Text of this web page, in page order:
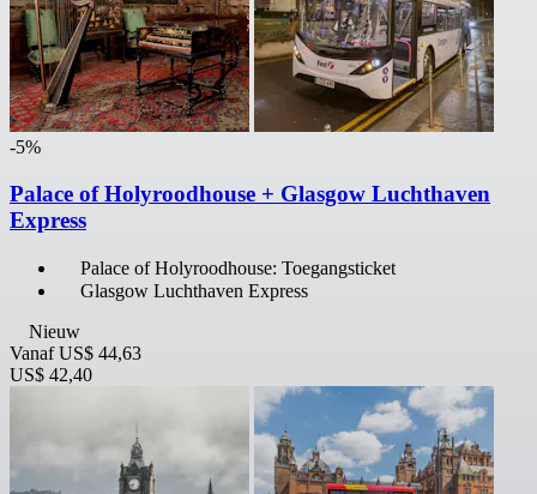
-5%
Palace of Holyroodhouse + Glasgow Luchthaven
Express
Palace of Holyroodhouse: Toegangsticket
Glasgow Luchthaven Express
Nieuw
Vanaf US$ 44,63
US$ 42,40